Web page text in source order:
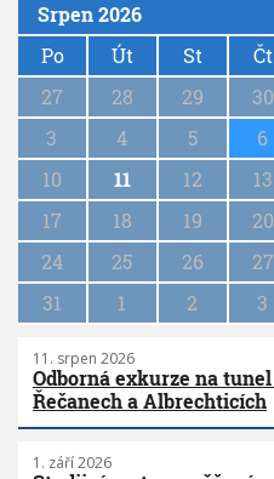
P
g
a
i
o
Srpen 2026
Po
Út St Čt
27
28 29 30
3
4 5 6
10
11 12 13
17
18 19 20
24
25 26 27
31
1 2 3
11. srpen 2026
Odborná exkurze na
Řečanech a Albrechticích
1. září 2026